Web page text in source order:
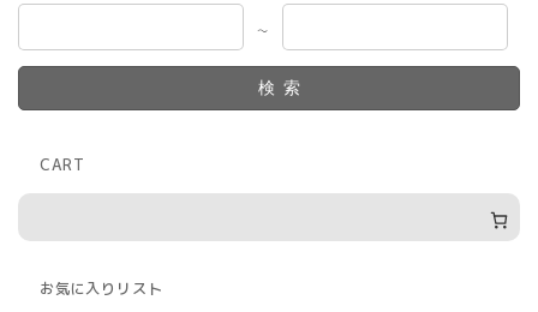
～
検索
CART
お気に入りリスト